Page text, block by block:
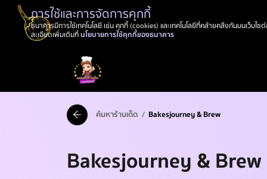
การใช้และการจัดการคุกกี้
ธนาคารมีการใช้เทคโนโลยี เช่น คุกกี้ (cookies) และเทคโนโลยีที่คล้ายคลึงกันบนเว็
ละเอียดเพิ่มเติมที่นโยบายการใช้คุกกี้ของธนาคาร
ค้นหาร้านเด็ด Bakesjourney & Brew
Bakesjourney &